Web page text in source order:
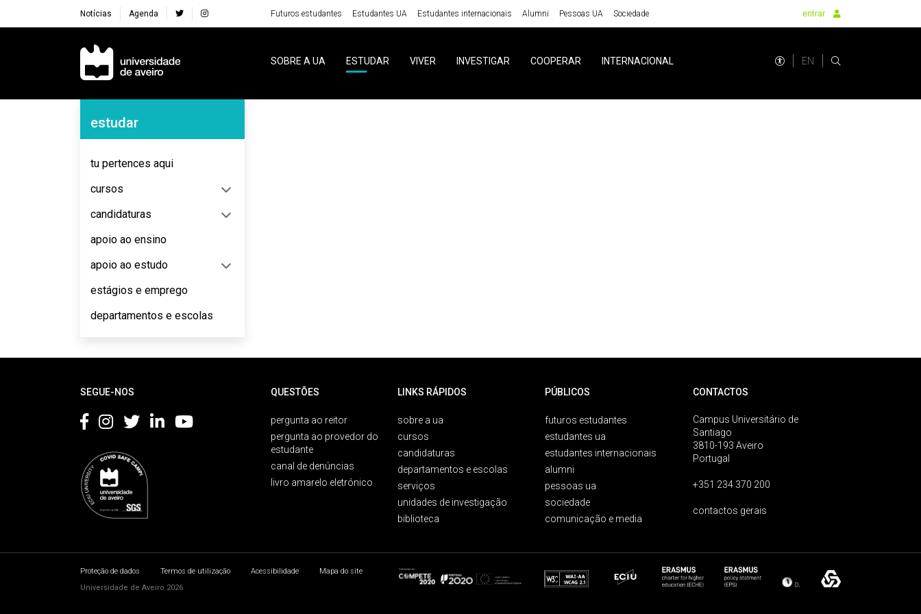
Notícias Agenda Futuros estudantes Estudantes UA Estudantes internacionais Alumni Pessoas UA Sociedade entrar
Navegação Principal
SOBRE A UA ESTUDAR VIVER INVESTIGAR COOPERAR INTERNACIONAL EN
Navegação Lateral
estudar
tu pertences aqui
cursos
candidaturas
apoio ao ensino
apoio ao estudo
estágios e emprego
departamentos e escolas
SEGUE-NOS QUESTÕES
pergunta ao reitor
pergunta ao provedor do
estudante
canal de denúncias
livro amarelo eletrónico
LINKS RÁPIDOS
sobre a ua
cursos
candidaturas
departamentos e escolas
serviços
unidades de investigação
biblioteca
PÚBLICOS
futuros estudantes
estudantes ua
estudantes internacionais
alumni
pessoas ua
sociedade
comunicação e media
CONTACTOS
Campus Universitário de
Santiago
3810-193 Aveiro
Portugal
+351 234 370 200
contactos gerais
Proteção de dados Termos de utilização Acessibilidade
Mapa do site
Universidade de Aveiro 2026